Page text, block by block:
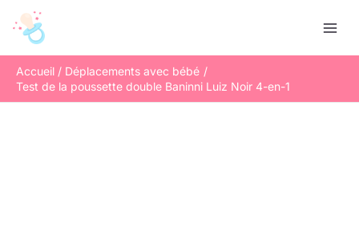
Accueil
Déplacements avec bébé
Test de la poussette double Baninni Luiz Noir 4-en-1
e
c
h
e